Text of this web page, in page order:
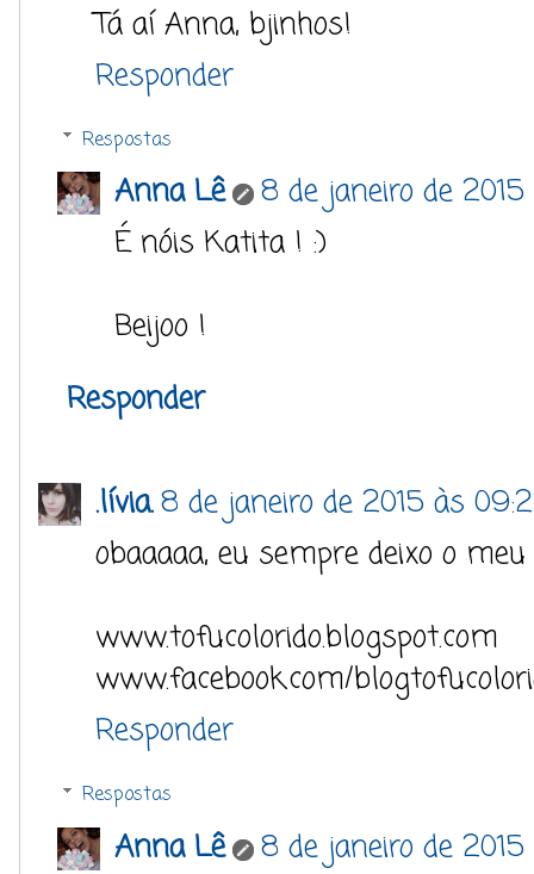
Tá aí Anna, bjinhos!
Responder
Respostas
Anna Lê
8 de janeiro de 2015
É nóis Katita ! :)
Beijoo !
Responder
.lívia.8 de janeiro de 2015 às
obaaaaa, eu sempre deixo o
www.tofucolorido.blogspot.com
www.facebook.com/
Responder
Respostas
Anna Lê
8 de janeiro de 2015